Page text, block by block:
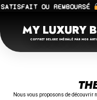
OU REMBOURSÉ
MY LUXURY
COFFRET DELUXE INÉGALÉ PAR NOS
Nous vous proposons de découvrir